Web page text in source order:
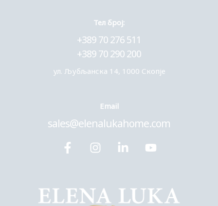
Тел број:
+389 70 276 511
+389 70 290 200
ул. Љубљанска 14, 1000 Скопје
Еmail
sales@elenalukahome.com